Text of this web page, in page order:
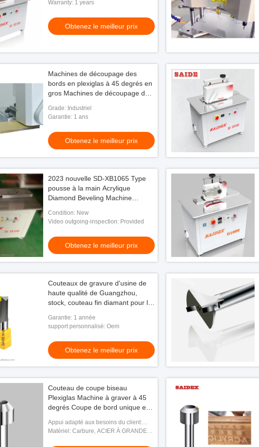
Warranty: 1 years
Obtenez le meilleur prix
Machines de découpage des
bords en plexiglas à 45 degrés en
gros Machines de découpage des
découpage des bords en acrylique
Grade: Industriel
Garantie: 1 ans
Obtenez le meilleur prix
2023 nouvelle SD-XB1065 Type
pousse à la main Acrylique
Diamond Beveling Machine
polissage acrylique
Condition: New
Video outgoing-inspection: Provided
Obtenez le meilleur prix
Couteaux de gravure d'usine de
haute qualité de Guangzhou,
stock, couteau fin diamant pour la
finition de l'acrylique
Garantie: 1 année
support personnalisé: Oem
Obtenez le meilleur prix
Couteau de coupe biseau
Plexiglas Machine à graver à 45
degrés Coupe de bord unique en
chanfreinage et de polissage de
Appui adapté aux besoins du client:
OEM
Matériel: Carbure, ACIER À GRANDE